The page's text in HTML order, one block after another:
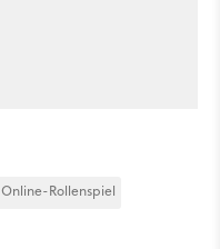
Online-Rollenspiel